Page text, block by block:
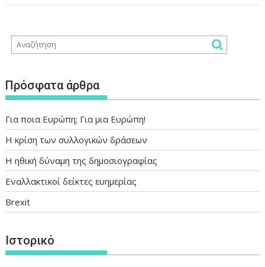
Πρόσφατα άρθρα
Για ποια Ευρώπη; Για μια Ευρώπη!
Η κρίση των συλλογικών δράσεων
Η ηθική δύναμη της δημοσιογραφίας
Εναλλακτικοί δείκτες ευημερίας
Brexit
Ιστορικό